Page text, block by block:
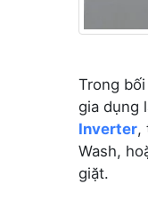
Trong
gia dụng
Inverter,
Wash,
giặt.